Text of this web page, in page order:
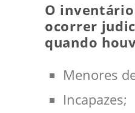
O
ocorrer
quando
Menores
Incapazes;